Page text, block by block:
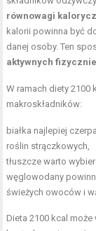
równowagi
kalorii powinna być
danej osoby. Ten
aktywnych fizycznie
W ramach diety
makroskładników:
białka najlepiej
roślin strączkowych,
tłuszcze warto
węglowodany
świeżych owoców i
Dieta 2100 kcal